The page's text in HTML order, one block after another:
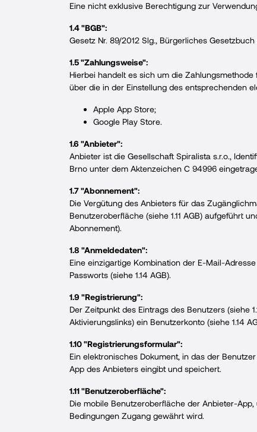
Eine nicht exklusive Berechtigung zur
1.4 "BGB":
Gesetz Nr. 89/2012 Slg., Bürgerliches
1.5 "Zahlungsweise":
Hierbei handelt es sich um die Zahlungsmethode
über die in der Einstellung des entsprechenden
Apple App Store;
Google Play Store.
1.6 "Anbieter":
Anbieter ist die Gesellschaft Spiralista s.r.o.,
Brno unter dem Aktenzeichen C 94996
1.7 "Abonnement":
Die Vergütung des Anbieters für das
Benutzeroberfläche (siehe 1.11 AGB) aufgeführt
Abonnement).
1.8 "Anmeldedaten":
Eine einzigartige Kombination der E-Mail-
Passworts (siehe 1.14 AGB).
1.9 "Registrierung":
Der Zeitpunkt des Eintrags des Benutzers (siehe
Aktivierungslinks) ein Benutzerkonto (siehe 1.14
1.10 "Registrierungsformular":
Ein elektronisches Dokument, in das der
App des Anbieters eingibt und speichert.
1.11 "Benutzeroberfläche":
Die mobile Benutzeroberfläche der Anbieter-App,
Bedingungen Zugang gewährt wird.